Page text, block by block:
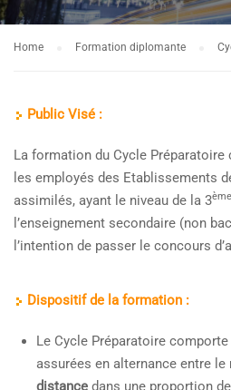
Home Formation diplomante
Public Visé :
La formation du Cycle
les employés des Etablissements
assimilés, ayant le niveau de la 3ème
l’enseignement secondaire (non
l’intention de passer le concours
Dispositif de la formation :
Le Cycle Préparatoire comporte
assurées en alternance entre le
distance dans une proportion de